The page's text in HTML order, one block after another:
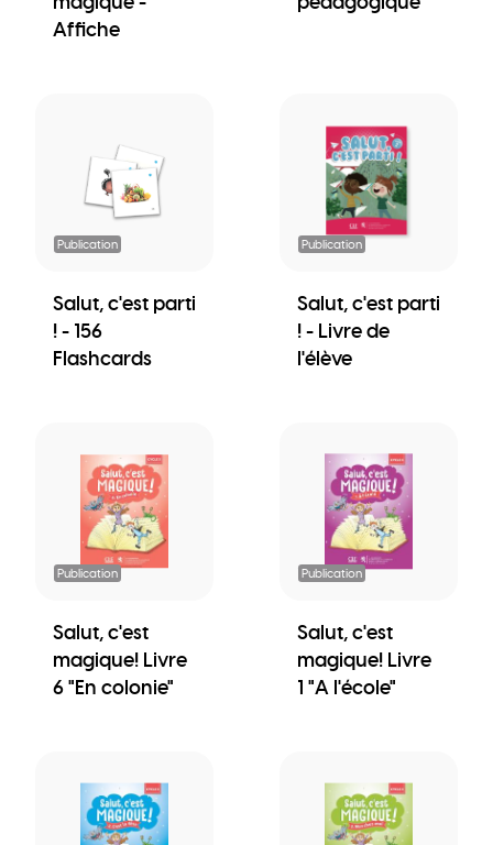
Affiche
Publication
Salut, c'est parti
! - 156
Flashcards
Publication
Salut, c'est parti
! - Livre de
l'élève
Publication
Salut, c'est
magique! Livre
6 "En colonie"
Publication
Salut, c'est
magique! Livre
1 "A l'école"